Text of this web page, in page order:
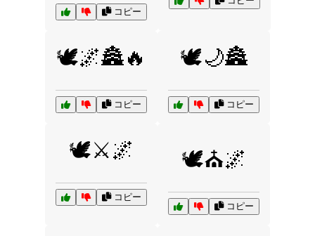
コピー
🕊️🌌🏯🔥
コピー
🕊️🌙🏯
コピー
🕊️⚔️🌌
コピー
🕊️⛪🌌
コピー